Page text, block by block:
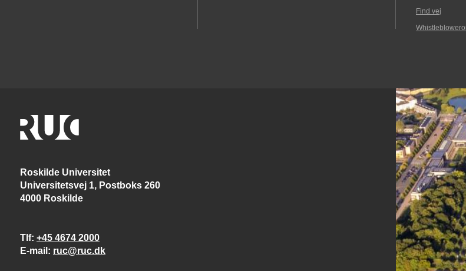
Find vej
Roskilde Universitet
Universitetsvej 1, Postboks 260
4000 Roskilde
Tlf +45 4674 2000
E-mail
ruc@ruc.dk